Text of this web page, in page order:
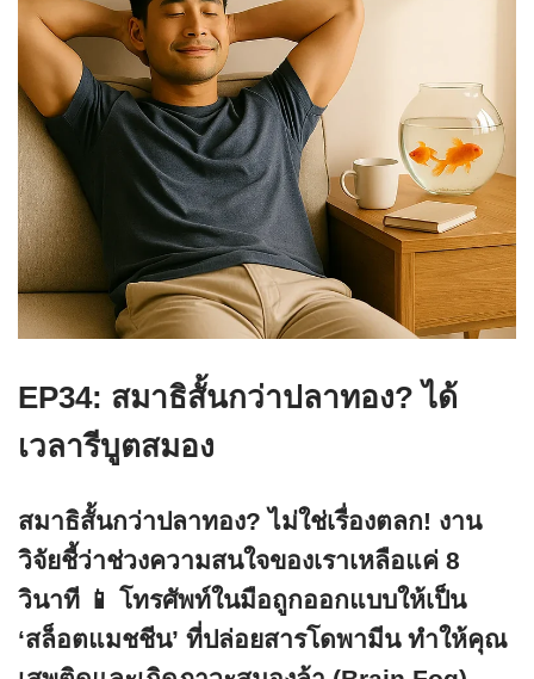
EP34: สมาธิสั้นกว่าปลาทอง? ได้
เวลารีบูตสมอง
สมาธิสั้นกว่าปลาทอง? ไม่ใช่เรื่องตลก! งาน
วิจัยชี้ว่าช่วงความสนใจของเราเหลือแค่ 8
วินาที 📱 โทรศัพท์ในมือถูกออกแบบให้เป็น
‘สล็อตแมชชีน’ ที่ปล่อยสารโดพามีน ทำให้คุณ